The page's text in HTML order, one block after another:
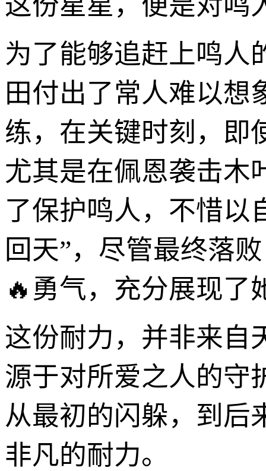
为了能够追赶上鸣人
田付出了常人难以想
练，在关键时刻，即
尤其是在佩恩袭击木
了保护鸣人，不惜以
回天”，尽管最终落
🔥勇气，充分展现了
这份耐力，并非来自
源于对所爱之人的守
从最初的闪躲，到后
非凡的耐力。